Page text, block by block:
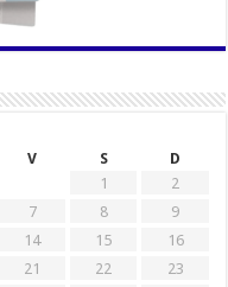
V S
D
1
2
7 8
9
14 15
16
21 22
23